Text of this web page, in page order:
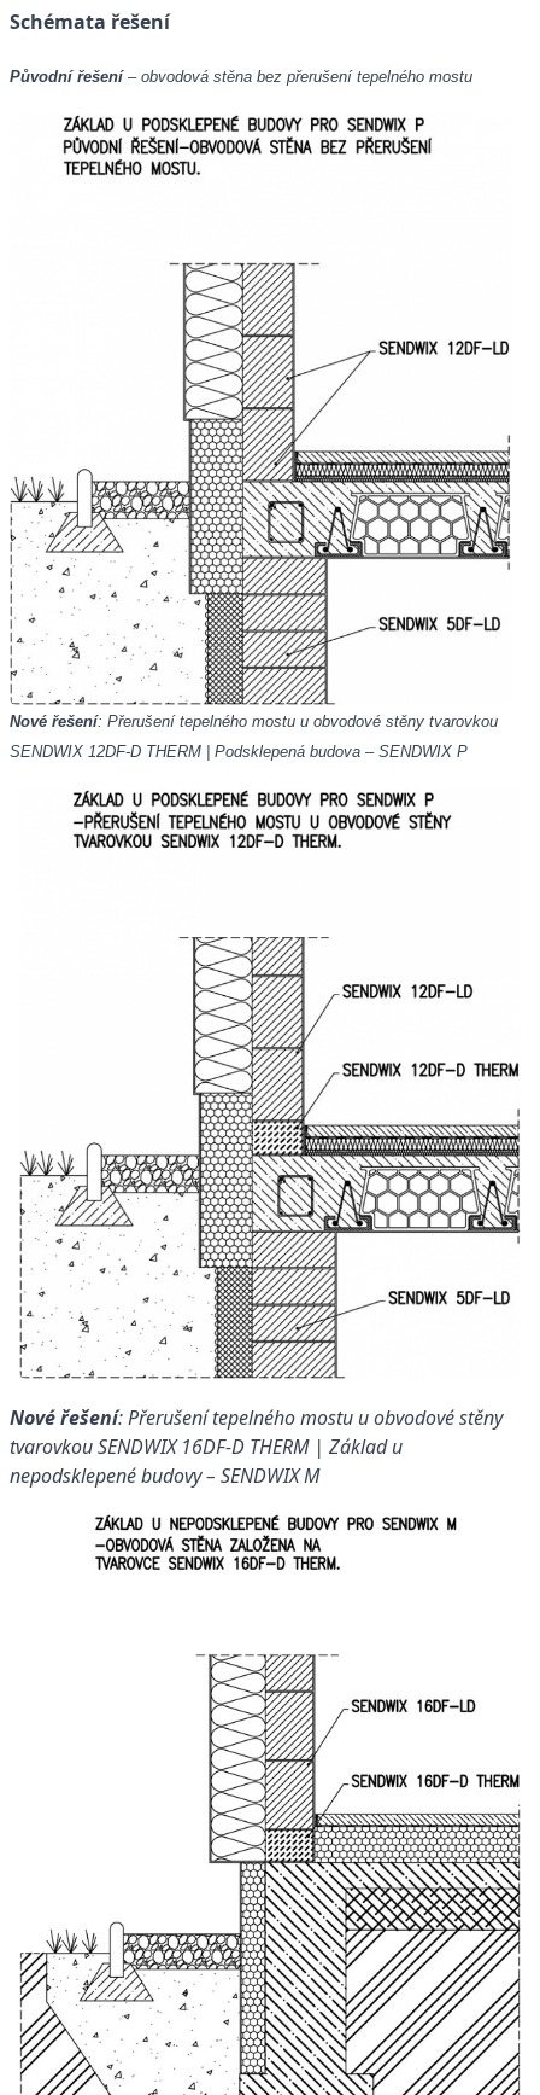
Schémata řešení
Původní řešení– obvodová stěna bez přerušení tepelného mostu
Nové řešení: Přerušení tepelného mostu u obvodové stěny tvarovkou
SENDWIX 12DF-D THERM | Podsklepená budova – SENDWIX P
Nové řešení: Přerušení tepelného mostu u obvodové stěny
tvarovkou SENDWIX 16DF-D THERM | Základ u
nepodsklepené budovy – SENDWIX M